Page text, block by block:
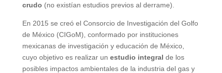
crudo (no existían estudios previos al derrame).
En 2015 se creó el Consorcio de Investigación del Golfo
de México (CIGoM), conformado por instituciones
mexicanas de investigación y educación de México,
cuyo objetivo es realizar un estudio integral de los
posibles impactos ambientales de la industria del gas y